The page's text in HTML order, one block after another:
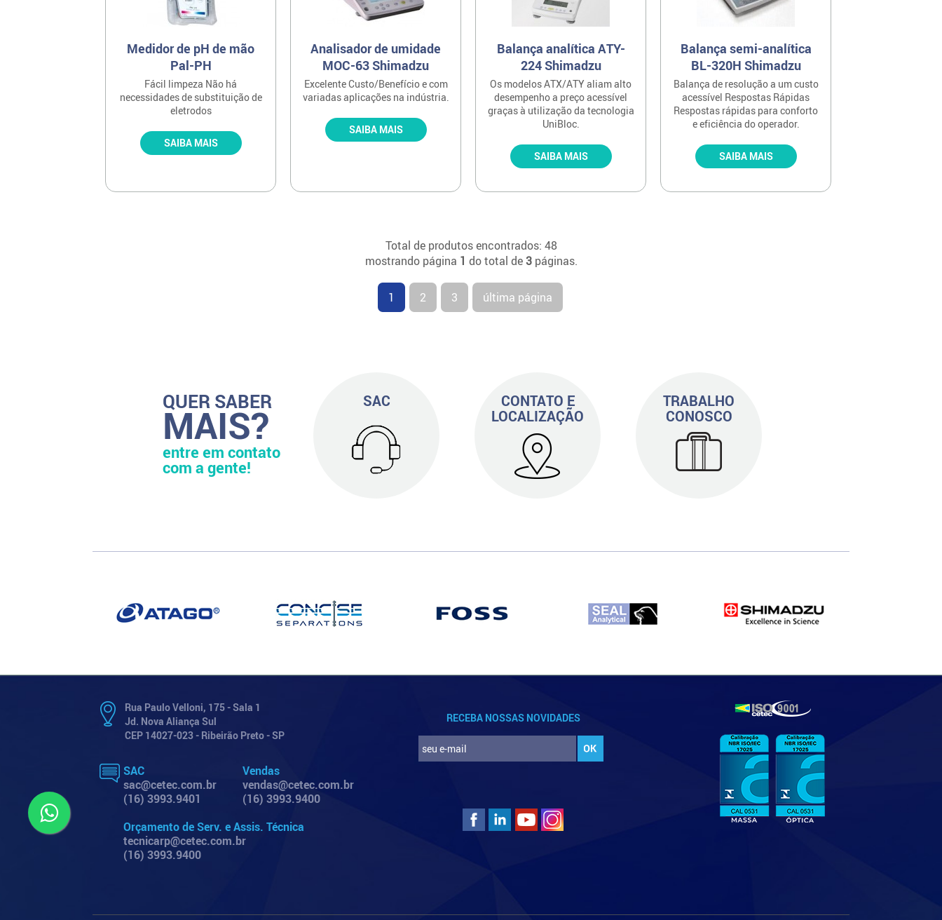
Medidor de pH de mão
Pal-PH
Fácil limpeza Não há
necessidades de substituição de
eletrodos
SAIBA MAIS
Analisador de umidade
MOC-63 Shimadzu
Excelente Custo/Benefício e com
variadas aplicações na indústria.
SAIBA MAIS
Balança analítica ATY-
224 Shimadzu
Os modelos ATX/ATY aliam alto
desempenho a preço acessível
graças à utilização da tecnologia
UniBloc.
SAIBA MAIS
Balança semi-analítica
BL-320H Shimadzu
Balança de resolução a um custo
acessível Respostas Rápidas
Respostas rápidas para conforto
e eficiência do operador.
SAIBA MAIS
Total de produtos encontrados: 48
mostrando página 1 do total de3páginas.
1 2 3 última página
QUER SABER
MAIS?
entre em contato
com a gente!
SAC
CONTATO E
LOCALIZAÇÃO
TRABALHO
CONOSCO
Rua Paulo Velloni, 175 - Sala 1
Jd. Nova Aliança Sul
CEP 14027-023 - Ribeirão Preto - SP
SAC
sac@cetec.com.br
(16) 3993.9401
Vendas
vendas@cetec.com.br
(16) 3993.9400
Orçamento de Serv. e Assis. Técnica
tecnicarp@cetec.com.br
(16) 3993.9400
RECEBA NOSSAS NOVIDADES